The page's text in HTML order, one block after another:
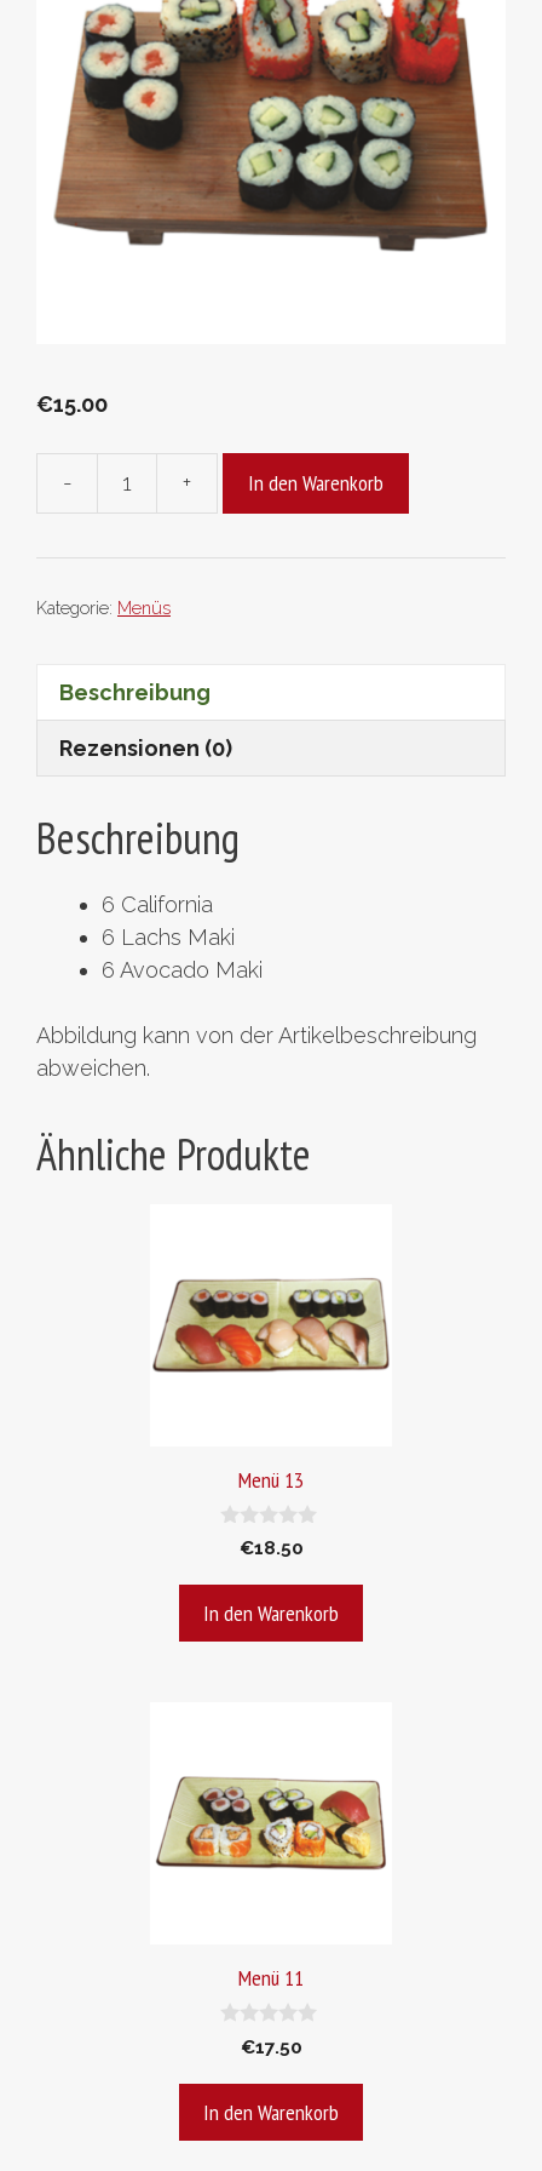
€15.00
-
Menü
Menge
+ In den Warenkorb
Kategorie: Menüs
Beschreibung
Rezensionen (0)
Beschreibung
6 California
6 Lachs Maki
6 Avocado Maki
Abbildung kann von der Artikelbeschreibung
abweichen.
Ähnliche Produkte
Menü 13
5
€18.50
In den Warenkorb
Menü 11
5
€17.50
In den Warenkorb